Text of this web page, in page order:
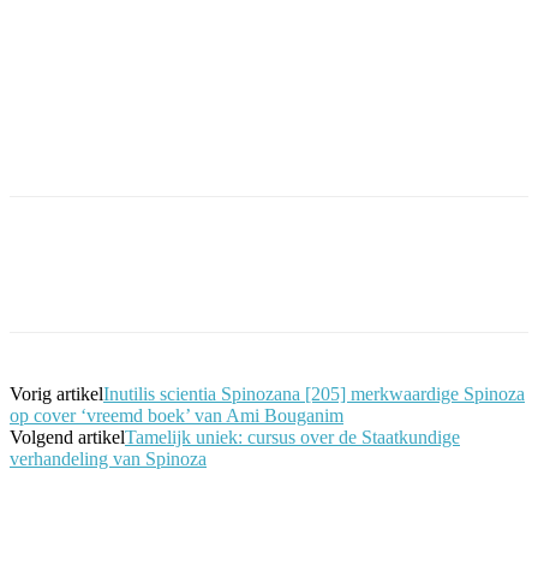
Vorig artikelInutilis scientia Spinozana [205] merkwaardige Spinoza
op cover ‘vreemd boek’ van Ami Bouganim
Volgend artikelTamelijk uniek: cursus over de Staatkundige
verhandeling van Spinoza